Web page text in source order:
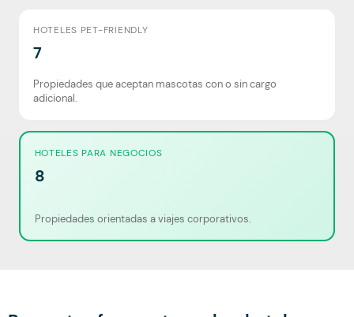
HOTELES PET-FRIENDLY
7
Propiedades que aceptan mascotas con o sin cargo
adicional.
HOTELES PARA NEGOCIOS
8
Propiedades orientadas a viajes corporativos.